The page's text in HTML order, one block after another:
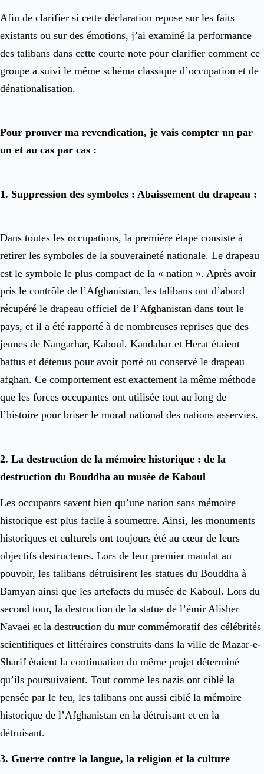
Afin de clarifier si cette déclaration repose sur les faits
existants ou sur des émotions, j’ai examiné la performance
des talibans dans cette courte note pour clarifier comment ce
groupe a suivi le même schéma classique d’occupation et de
dénationalisation.
Pour prouver ma revendication, je vais compter un par
un et au cas par cas :
1. Suppression des symboles : Abaissement du drapeau :
Dans toutes les occupations, la première étape consiste à
retirer les symboles de la souveraineté nationale. Le drapeau
est le symbole le plus compact de la « nation ». Après avoir
pris le contrôle de l’Afghanistan, les talibans ont d’abord
récupéré le drapeau officiel de l’Afghanistan dans tout le
pays, et il a été rapporté à de nombreuses reprises que des
jeunes de Nangarhar, Kaboul, Kandahar et Herat étaient
battus et détenus pour avoir porté ou conservé le drapeau
afghan. Ce comportement est exactement la même méthode
que les forces occupantes ont utilisée tout au long de
l’histoire pour briser le moral national des nations asservies.
2. La destruction de la mémoire historique : de la
destruction du Bouddha au musée de Kaboul
Les occupants savent bien qu’une nation sans mémoire
historique est plus facile à soumettre. Ainsi, les monuments
historiques et culturels ont toujours été au cœur de leurs
objectifs destructeurs. Lors de leur premier mandat au
pouvoir, les talibans détruisirent les statues du Bouddha à
Bamyan ainsi que les artefacts du musée de Kaboul. Lors du
second tour, la destruction de la statue de l’émir Alisher
Navaei et la destruction du mur commémoratif des célébrités
scientifiques et littéraires construits dans la ville de Mazar-e-
Sharif étaient la continuation du même projet déterminé
qu’ils poursuivaient. Tout comme les nazis ont ciblé la
pensée par le feu, les talibans ont aussi ciblé la mémoire
historique de l’Afghanistan en la détruisant et en la
détruisant.
3. Guerre contre la langue, la religion et la culture